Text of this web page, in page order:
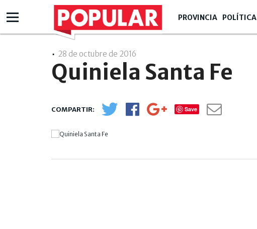
PROVINCIA POLÍTICA
28 de octubre de 2016
Quiniela Santa Fe
Save